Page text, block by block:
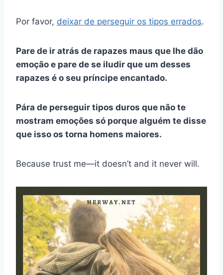
Por favor, deixar de perseguir os tipos errados.
Pare de ir atrás de rapazes maus que lhe dão
emoção e pare de se iludir que um desses
rapazes é o seu príncipe encantado.
Pára de perseguir tipos duros que não te
mostram emoções só porque alguém te disse
que isso os torna homens maiores.
Because trust me—it doesn’t and it never will.